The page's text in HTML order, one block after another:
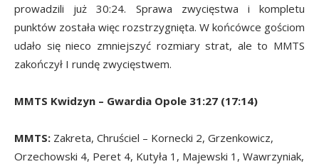
prowadzili już 30:24. Sprawa zwycięstwa i kompletu
punktów została więc rozstrzygnięta. W końcówce gościom
udało się nieco zmniejszyć rozmiary strat, ale to MMTS
zakończył I rundę zwycięstwem.
MMTS Kwidzyn – Gwardia Opole 31:27 (17:14)
MMTS: Zakreta, Chruściel – Kornecki 2, Grzenkowicz,
Orzechowski 4, Peret 4, Kutyła 1, Majewski 1, Wawrzyniak,